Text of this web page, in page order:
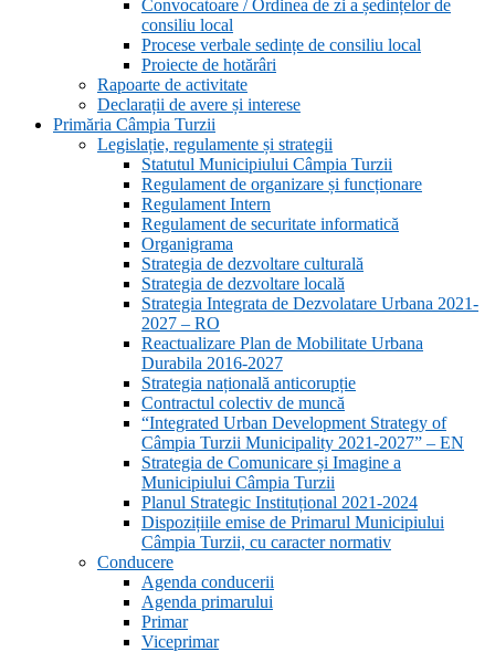
Convocatoare / Ordinea de zi a ședințelor de
consiliu local
Procese verbale sedințe de consiliu local
Proiecte de hotărâri
Rapoarte de activitate
Declarații de avere și interese
Primăria Câmpia Turzii
Legislație, regulamente și strategii
Statutul Municipiului Câmpia Turzii
Regulament de organizare și funcționare
Regulament Intern
Regulament de securitate informatică
Organigrama
Strategia de dezvoltare culturală
Strategia de dezvoltare locală
Strategia Integrata de Dezvolatare Urbana 2021-
2027 – RO
Reactualizare Plan de Mobilitate Urbana
Durabila 2016-2027
Strategia națională anticorupție
Contractul colectiv de muncă
“Integrated Urban Development Strategy of
Câmpia Turzii Municipality 2021-2027” – EN
Strategia de Comunicare și Imagine a
Municipiului Câmpia Turzii
Planul Strategic Instituțional 2021-2024
Dispozițiile emise de Primarul Municipiului
Câmpia Turzii, cu caracter normativ
Conducere
Agenda conducerii
Agenda primarului
Primar
Viceprimar